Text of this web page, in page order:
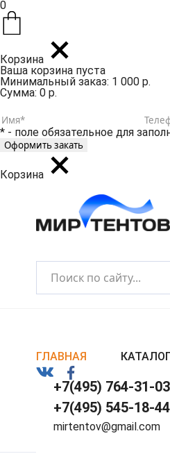
0
Корзина
Ваша корзина пуста
Минимальный заказ: 1 000 р.
Сумма: 0 р.
* - поле обязательное для
Корзина
ГЛАВНАЯ КАТАЛОГ
+7(495) 764-31-03
+7(495) 545-18-44
mirtentov@gmail.com